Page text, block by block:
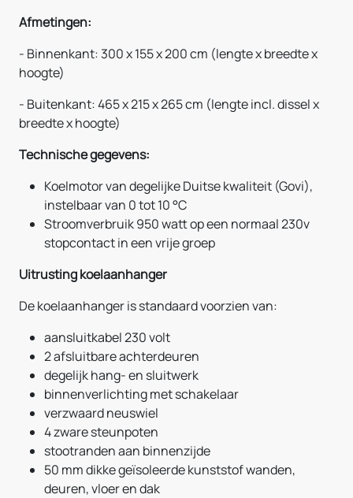
Afmetingen:
- Binnenkant: 300 x 155 x 200 cm (lengte x breedte x
hoogte)
- Buitenkant: 465 x 215 x 265 cm (lengte incl. dissel x
breedte x hoogte)
Technische gegevens:
Koelmotor van degelijke Duitse kwaliteit (Govi),
instelbaar van 0 tot 10 °C
Stroomverbruik 950 watt op een normaal 230v
stopcontact in een vrije groep
Uitrusting koelaanhanger
De koelaanhanger is standaard voorzien van:
aansluitkabel 230 volt
2 afsluitbare achterdeuren
degelijk hang- en sluitwerk
binnenverlichting met schakelaar
verzwaard neuswiel
4 zware steunpoten
stootranden aan binnenzijde
50 mm dikke geïsoleerde kunststof wanden,
deuren, vloer en dak